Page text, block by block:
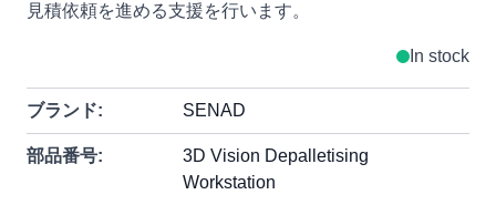
見積依頼を進める支援を行います。
In stock
ブランド: SENAD
部品番号:
3D Vision Depalletising
Workstation